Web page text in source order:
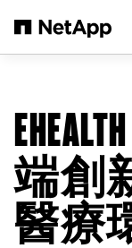
端創
醫療